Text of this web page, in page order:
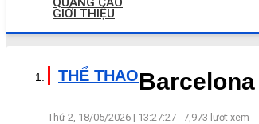
GIỚI THIỆU
THỂ THAO
Thứ 2, 18/05/2026 | 13:27:27 7,973 lượt xem